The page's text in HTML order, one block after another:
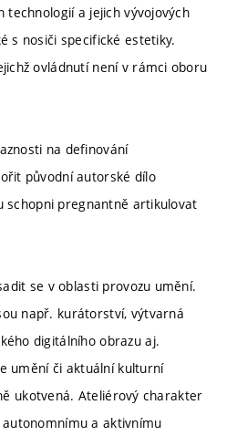
technologií a jejich vývojových
s nosiči specifické estetiky.
ovládnutí není v rámci oboru
na definování
původní autorské dílo
schopni pregnantně artikulovat
se v oblasti provozu umění.
např. kurátorství, výtvarná
digitálního obrazu aj.
umění či aktuální kulturní
ukotvená. Ateliérový charakter
a aktivnímu